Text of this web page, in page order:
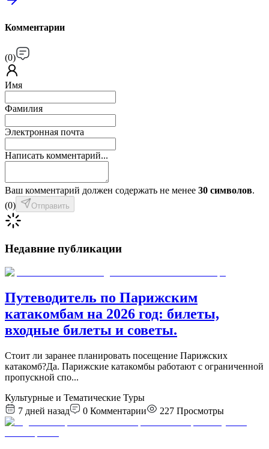
Комментарии
(0)
Имя
Фамилия
Электронная почта
Написать комментарий...
Ваш комментарий должен содержать не менее 30 символов.
(0) Отправить
Недавние публикации
Путеводитель по Парижским
катакомбам на 2026 год: билеты,
входные билеты и советы.
Стоит ли заранее планировать посещение Парижских
катакомб?Да. Парижские катакомбы работают с ограниченной
пропускной спо...
Культурные и Тематические Туры
7 дней назад
0 Комментарии 227 Просмотры